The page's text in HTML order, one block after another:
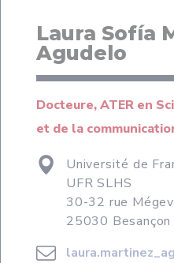
Laura Sofía
Agudelo
Docteure, ATER en
et de la
Université de
UFR SLHS
30-32 rue
25030 Besançon